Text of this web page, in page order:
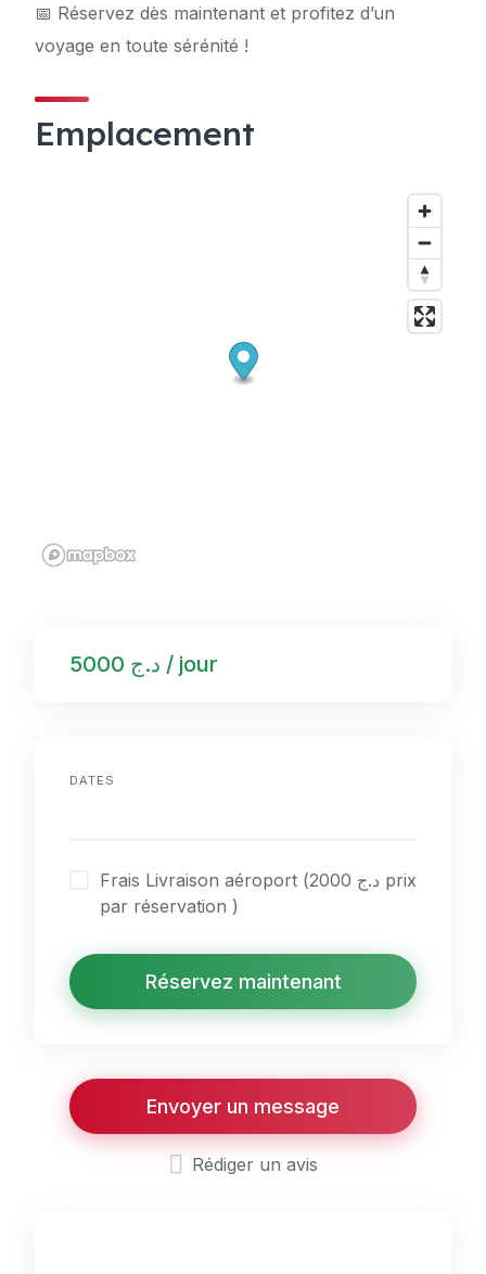
📅 Réservez dès maintenant et profitez d’un
voyage en toute sérénité !
Emplacement
د.ج 5000 / jour
DATES
Frais Livraison aéroport (د.ج 2000 prix
par réservation )
Réservez maintenant
Envoyer un message
Rédiger un avis